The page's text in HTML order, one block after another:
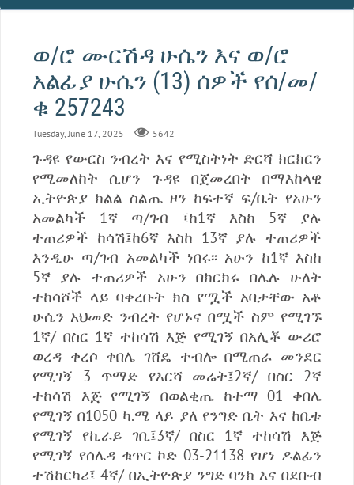
ወ/ሮ ሙርሽዳ ሁሴን እና ወ/ሮ
አልፊያ ሁሴን (13) ሰዎች የሰ/መ/
ቁ 257243
Tuesday, June 17, 2025 5642
ጉዳዩ የውርስ ንብረት እና የሚስትነት ድርሻ ክርክርን
የሚመለከት ሲሆን ጉዳዩ በጀመረበት በማእከላዊ
ኢትዮጵያ ክልል ስልጤ ዞን ከፍተኛ ፍ/ቤት የአሁን
አመልካች 1ኛ ጣ/ገብ ፤ከ1ኛ እስከ 5ኛ ያሉ
ተጠሪዎች ከሳሽ፤ከ6ኛ እስከ 13ኛ ያሉ ተጠሪዎች
እንዲሁ ጣ/ገብ አመልካች ነበሩ፡፡ አሁን ከ1ኛ እስከ
5ኛ ያሉ ተጠሪዎች አሁን በክርክሩ በሌሉ ሁለት
ተከሳሾች ላይ ባቀረቡት ክስ የሟች አባታቸው አቶ
ሁሴን አህመድ ንብረት የሆኑና በሟች ስም የሚገኙ
1ኛ/ በስር 1ኛ ተከሳሽ እጅ የሚገኝ በአሊቾ ውሪሮ
ወረዳ ቀረሶ ቀበሌ ገሸዴ ተብሎ በሚጠራ መንደር
የሚገኝ 3 ጥማድ የእርሻ መሬት፤2ኛ/ በስር 2ኛ
ተከሳሽ እጅ የሚገኝ በወልቂጤ ከተማ 01 ቀበሌ
የሚገኝ በ1050 ካ.ሜ ላይ ያለ የንግድ ቤት እና ከቤቱ
የሚገኝ የኪራይ ገቢ፤3ኛ/ በስር 1ኛ ተከሳሽ እጅ
የሚገኝ የሰሌዳ ቁጥር ኮድ 03-21138 የሆነ ዶልፊን
ተሽከርካሪ፤ 4ኛ/ በኢትዮጵያ ንግድ ባንክ እና በደቡብ